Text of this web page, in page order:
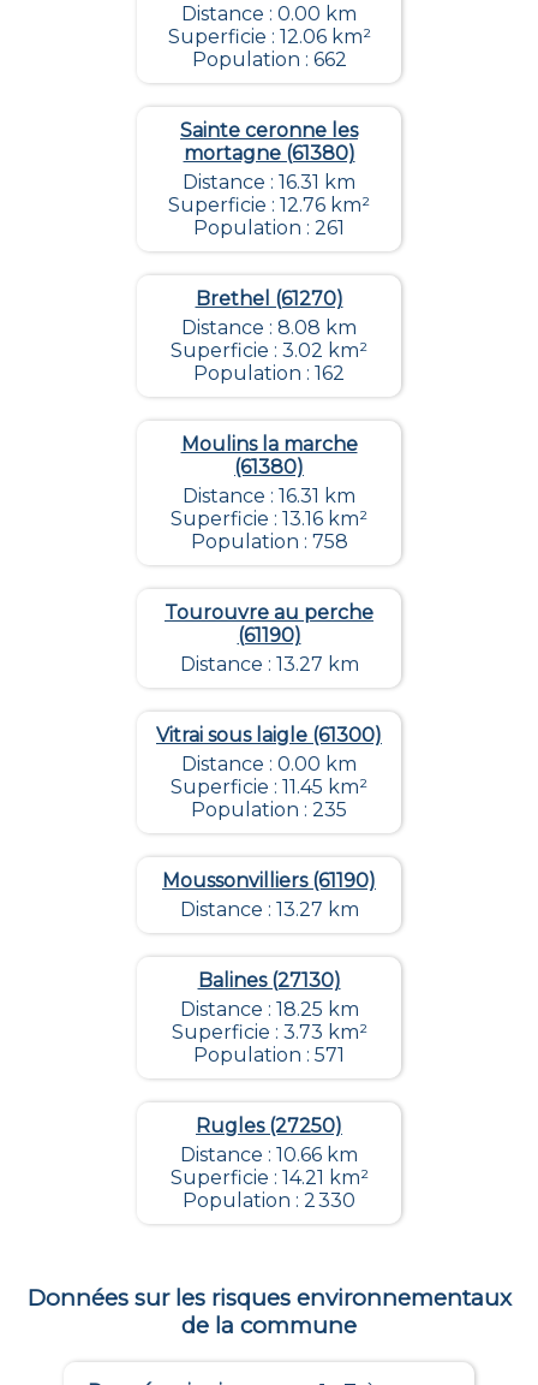
Distance : 0.00 km
Superficie : 12.06 km²
Population : 662
Sainte ceronne les
mortagne (61380)
Distance : 16.31 km
Superficie : 12.76 km²
Population : 261
Brethel (61270)
Distance : 8.08 km
Superficie : 3.02 km²
Population : 162
Moulins la marche
(61380)
Distance : 16.31 km
Superficie : 13.16 km²
Population : 758
Tourouvre au perche
(61190)
Distance : 13.27 km
Vitrai sous laigle (61300)
Distance : 0.00 km
Superficie : 11.45 km²
Population : 235
Moussonvilliers (61190)
Distance : 13.27 km
Balines (27130)
Distance : 18.25 km
Superficie : 3.73 km²
Population : 571
Rugles (27250)
Distance : 10.66 km
Superficie : 14.21 km²
Population : 2 330
Données sur les risques environnementaux
de la commune